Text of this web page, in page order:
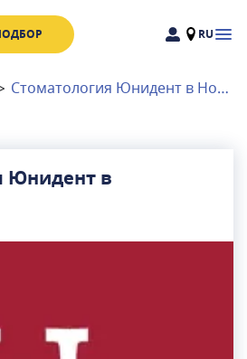
RU
Стоматология Юнидент в Новогиреево
Юнидент в